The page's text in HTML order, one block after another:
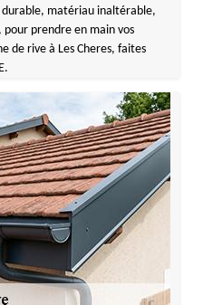
matériau inaltérable,
prendre en main vos
de rive à Les Cheres, faites